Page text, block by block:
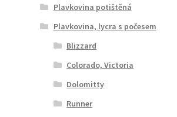
Plavkovina potištěná
Plavkovina, lycra s počesem
Blizzard
Colorado, Victoria
Dolomitty
Runner